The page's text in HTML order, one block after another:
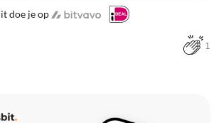
doe je op
1